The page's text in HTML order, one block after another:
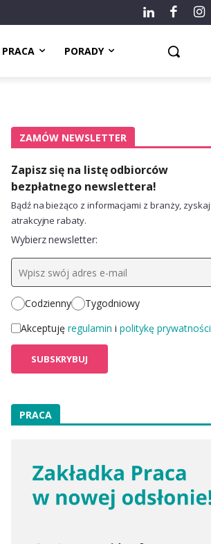
PRACA PORADY
ZAMÓW NEWSLETTER
Zapisz się na listę odbiorców
bezpłatnego newslettera!
Bądź na bieżąco z informacjami z branży, zyskaj
atrakcyjne rabaty.
Wybierz newsletter:
Codzienny
Tygodniowy
Akceptuję regulamin i politykę prywatności
PRACA